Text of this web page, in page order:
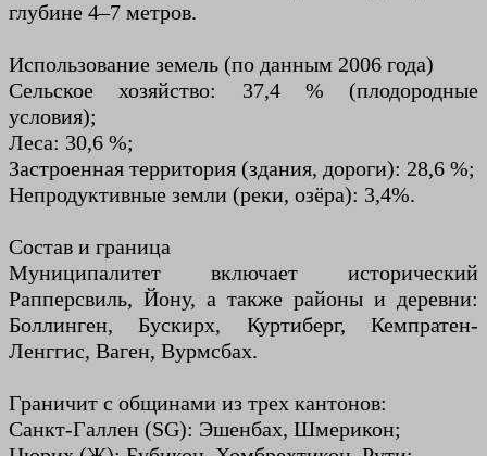
глубине 4–7 метров.
Использование земель (по данным 2006 года)
Сельское хозяйство: 37,4 % (плодородные
условия);
Леса: 30,6 %;
Застроенная территория (здания, дороги): 28,6 %;
Непродуктивные земли (реки, озёра): 3,4%.
Состав и граница
Муниципалитет включает исторический
Рапперсвиль, Йону, а также районы и деревни:
Боллинген, Бускирх, Куртиберг, Кемпратен-
Ленггис, Ваген, Вурмсбах.
Граничит с общинами из трех кантонов:
Санкт-Галлен (SG): Эшенбах, Шмерикон;